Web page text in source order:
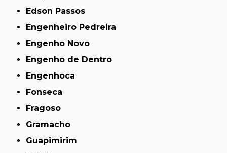
Edson Passos
Engenheiro Pedreira
Engenho Novo
Engenho de Dentro
Engenhoca
Fonseca
Fragoso
Gramacho
Guapimirim